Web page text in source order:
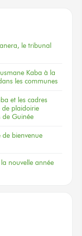
le tribunal
Kaba à la
les communes
et les cadres
de plaidoirie
de Guinée
de bienvenue
nouvelle année